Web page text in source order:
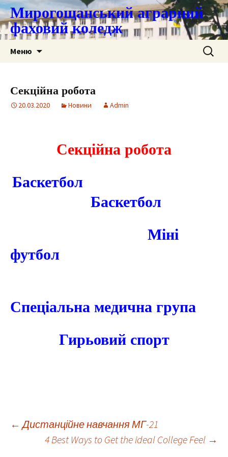
Мирогощанський аграрний
фаховий коледж
Меню Пошук:
Секційна робота
20.03.2020 Новини Admin
Секційна робота
Баскетбол
Баскетбол
Міні
футбол
Спеціальна медична група
Гирьовий спорт
Навігація
← Дистанційне навчання МГ-21
4 Best Ways to Get the ideal College Feel →